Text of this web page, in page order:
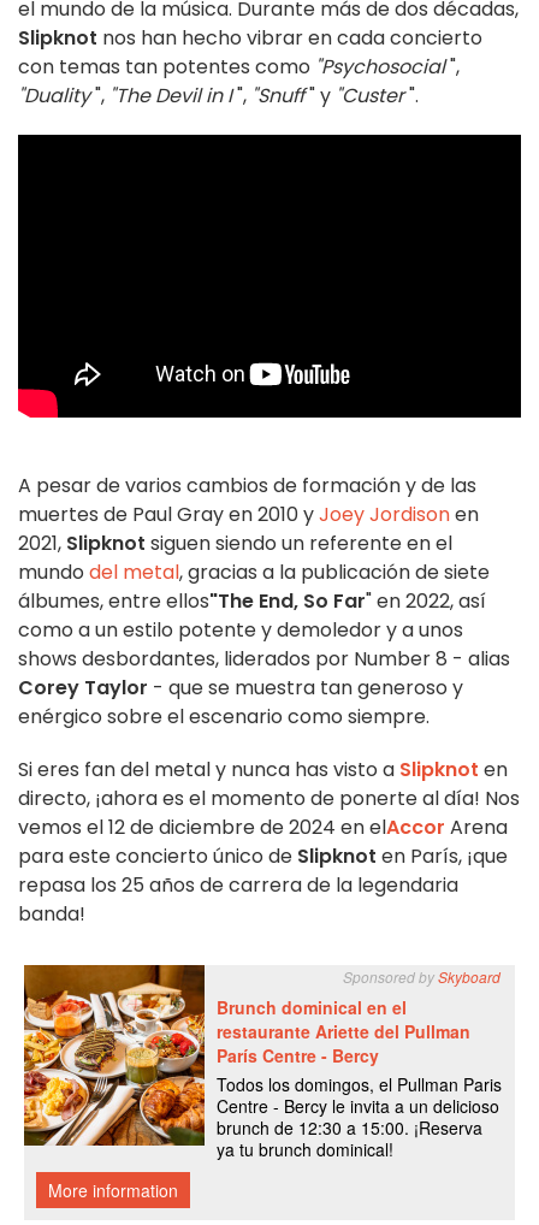
el mundo de la música. Durante más de dos décadas,
Slipknot nos han hecho vibrar en cada concierto
con temas tan potentes como "Psychosocial",
"Duality", "The Devil in I", "Snuff" y "Custer".
A pesar de varios cambios de formación y de las
muertes de Paul Gray en 2010 yJoey Jordisonen
2021, Slipknot siguen siendo un referente en el
mundo del metal, gracias a la publicación de siete
álbumes, entre ellos"The End, So Far" en 2022, así
como a un estilo potente y demoledor y a unos
shows desbordantes, liderados por Number 8 - alias
Corey Taylor - que se muestra tan generoso y
enérgico sobre el escenario como siempre.
Si eres fan del metal y nunca has visto a Slipknot en
directo, ¡ahora es el momento de ponerte al día! Nos
vemos el 12 de diciembre de 2024 en elAccor Arena
para este concierto único de Slipknot en París, ¡que
repasa los 25 años de carrera de la legendaria
banda!